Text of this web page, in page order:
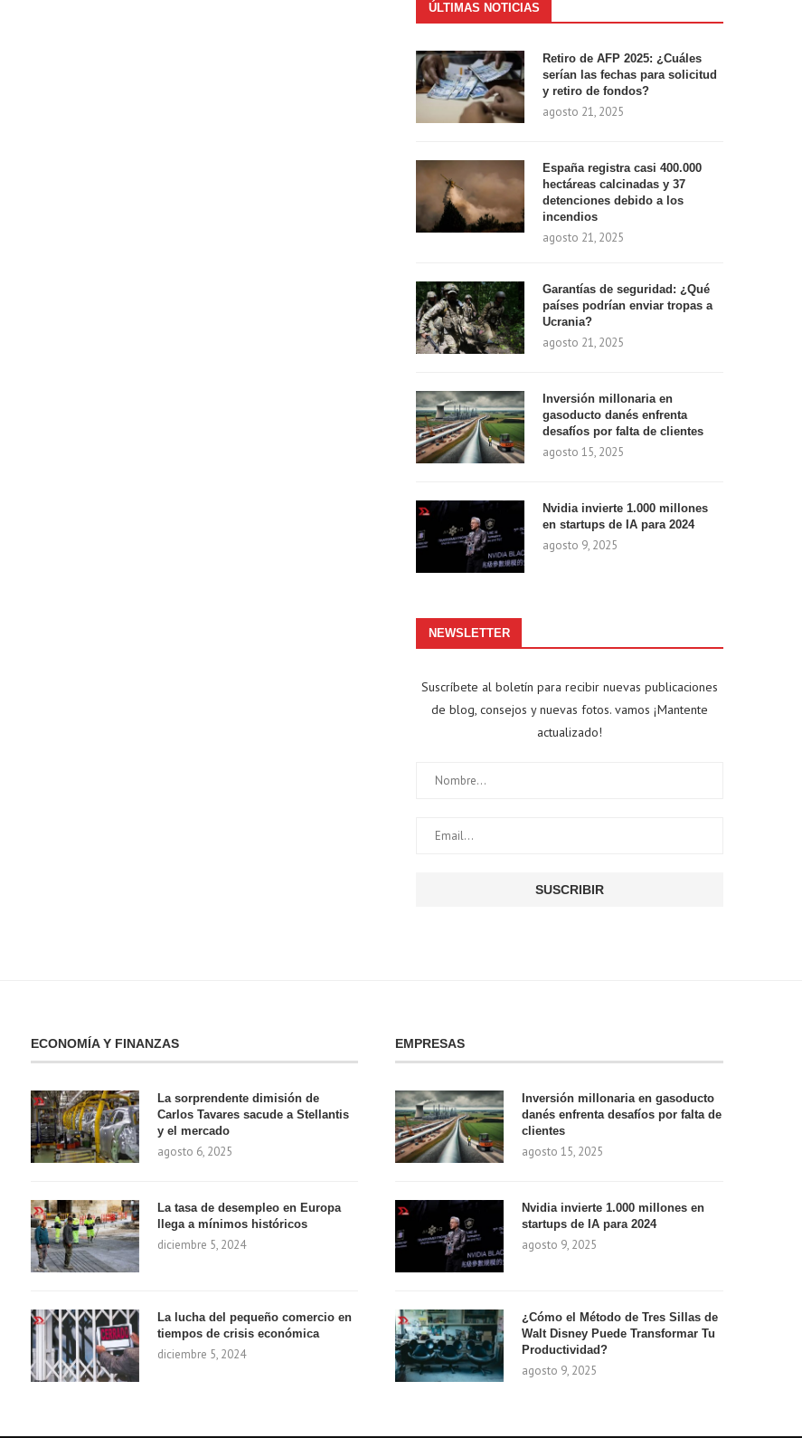
ÚLTIMAS NOTICIAS
Retiro de AFP 2025: ¿Cuáles
serían las fechas para solicitud
y retiro de fondos?
agosto 21, 2025
España registra casi 400.000
hectáreas calcinadas y 37
detenciones debido a los
incendios
agosto 21, 2025
Garantías de seguridad: ¿Qué
países podrían enviar tropas a
Ucrania?
agosto 21, 2025
Inversión millonaria en
gasoducto danés enfrenta
desafíos por falta de clientes
agosto 15, 2025
Nvidia invierte 1.000 millones
en startups de IA para 2024
agosto 9, 2025
NEWSLETTER
Suscríbete al boletín para recibir nuevas publicaciones
de blog, consejos y nuevas fotos. vamos ¡Mantente
actualizado!
ECONOMÍA Y FINANZAS
La sorprendente dimisión de
Carlos Tavares sacude a Stellantis
y el mercado
agosto 6, 2025
La tasa de desempleo en Europa
llega a mínimos históricos
diciembre 5, 2024
La lucha del pequeño comercio en
tiempos de crisis económica
diciembre 5, 2024
EMPRESAS
Inversión millonaria en gasoducto
danés enfrenta desafíos por falta de
clientes
agosto 15, 2025
Nvidia invierte 1.000 millones en
startups de IA para 2024
agosto 9, 2025
¿Cómo el Método de Tres Sillas de
Walt Disney Puede Transformar Tu
Productividad?
agosto 9, 2025